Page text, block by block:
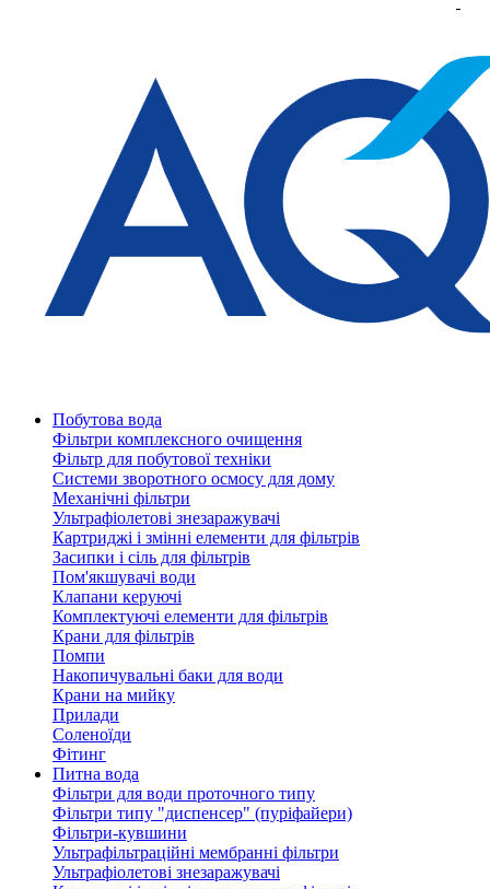
Побутова вода
Фільтри комплексного очищення
Фільтр для побутової техніки
Системи зворотного осмосу для дому
Механічні фільтри
Ультрафіолетові знезаражувачі
Картриджі і змінні елементи для фільтрів
Засипки і сіль для фільтрів
Пом'якшувачі води
Клапани керуючі
Комплектуючі елементи для фільтрів
Крани для фільтрів
Помпи
Накопичувальні баки для води
Крани на мийку
Прилади
Соленоїди
Фітинг
Питна вода
Фільтри для води проточного типу
Фільтри типу "диспенсер" (пуріфайери)
Фільтри-кувшини
Ультрафільтраційні мембранні фільтри
Ультрафіолетові знезаражувачі